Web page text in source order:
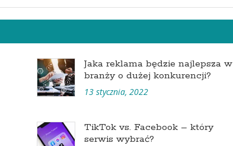
Jaka reklama będzie najlepsza w
branży o dużej konkurencji?
13 stycznia, 2022
TikTok vs. Facebook – który
serwis wybrać?